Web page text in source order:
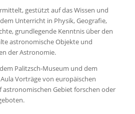
gestützt auf das Wissen und
Unterricht in Physik, Geografie,
grundlegende Kenntnis über den
astronomische Objekte und
der Astronomie.
Palitzsch-Museum und dem
Vorträge von europäischen
astronomischen Gebiet forschen oder